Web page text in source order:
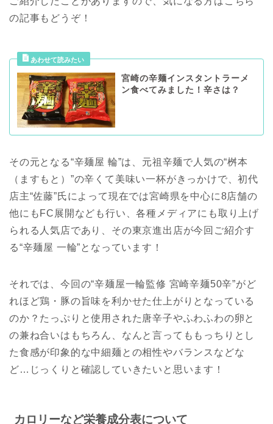
の記事もどうぞ！
宮崎の辛麺インスタントラーメ
ン食べてみました！辛さは？
その元となる“辛麺屋 輪”は、元祖辛麺で人気の“桝本
（ますもと）”の辛くて美味い一杯がきっかけで、初代
店主“佐藤”氏によって現在では宮崎県を中心に8店舗の
他にもFC展開なども行い、各種メディアにも取り上げ
られる人気店であり、その東京進出店が今回ご紹介す
る“辛麺屋 一輪”となっています！
それでは、今回の“辛麺屋一輪監修 宮崎辛麺50辛”がど
れほど鶏・豚の旨味を利かせた仕上がりとなっている
のか？たっぷりと使用された唐辛子やふわふわの卵と
の兼ね合いはもちろん、なんと言ってももっちりとし
た食感が印象的な中細麺との相性やバランスなどな
ど…じっくりと確認していきたいと思います！
カロリーなど栄養成分表について